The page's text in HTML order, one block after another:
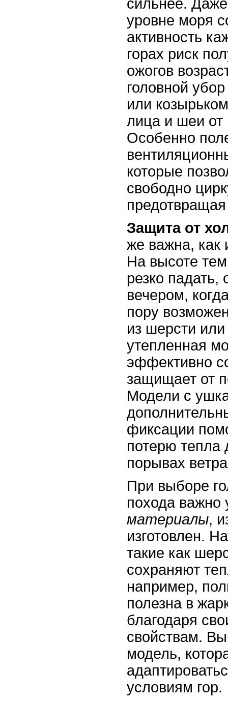
сильнее.
уровне моря
активность
горах риск
ожогов
головной
или
лица и шеи от
Особенно
которые
свободно
Защита от
же важна, как
На высоте
резко падать,
вечером,
пору
из шерсти
утепленная
эффективно
защищает от
Модели с
фиксации
потерю тепла
порывах
При выборе
похода важно
материалы,
изготовлен.
такие как
сохраняют
например,
полезна в
благодаря
свойствам.
модель,
условиям гор.